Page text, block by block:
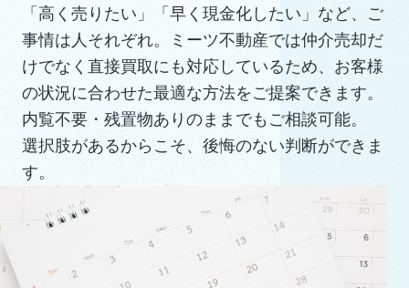
「高く売りたい」「早く現金化したい」など、ご
事情は人それぞれ。ミーツ不動産では仲介売却だ
けでなく直接買取にも対応しているため、お客様
の状況に合わせた最適な方法をご提案できます。
内覧不要・残置物ありのままでもご相談可能。
選択肢があるからこそ、後悔のない判断ができま
す。